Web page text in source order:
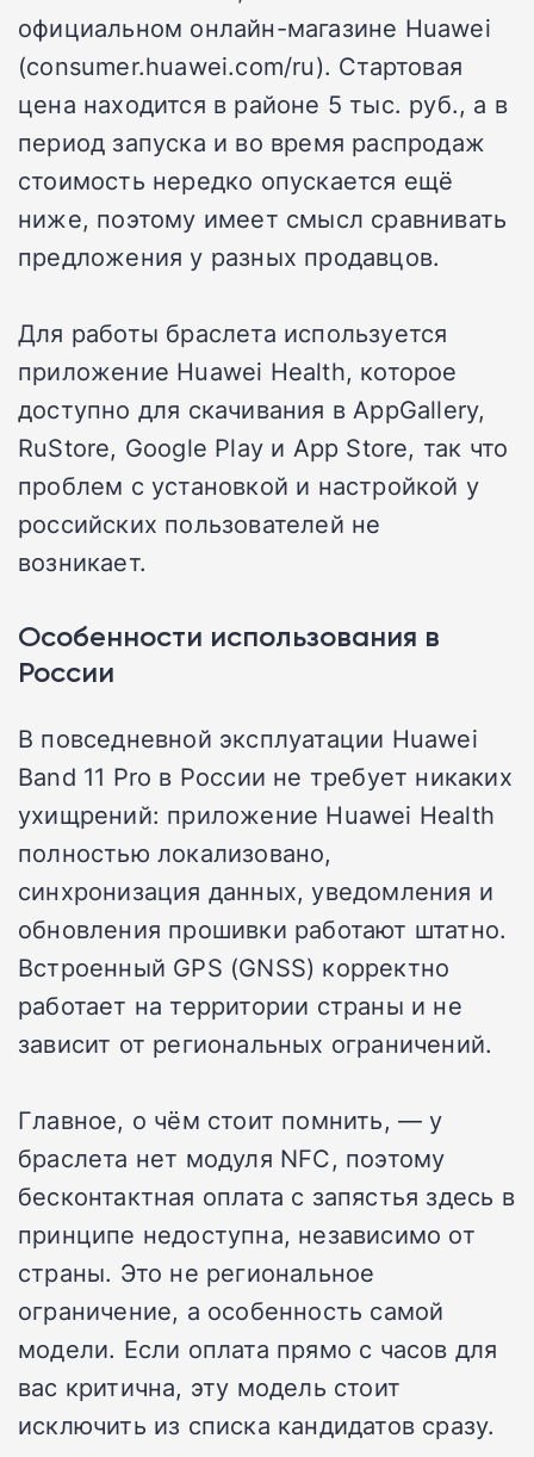
официальном онлайн-магазине Huawei
(consumer.huawei.com/ru). Стартовая
цена находится в районе 5 тыс. руб., а в
период запуска и во время распродаж
стоимость нередко опускается ещё
ниже, поэтому имеет смысл сравнивать
предложения у разных продавцов.
Для работы браслета используется
приложение Huawei Health, которое
доступно для скачивания в AppGallery,
RuStore, Google Play и App Store, так что
проблем с установкой и настройкой у
российских пользователей не
возникает.
Особенности использования в
России
В повседневной эксплуатации Huawei
Band 11 Pro в России не требует никаких
ухищрений: приложение Huawei Health
полностью локализовано,
синхронизация данных, уведомления и
обновления прошивки работают штатно.
Встроенный GPS (GNSS) корректно
работает на территории страны и не
зависит от региональных ограничений.
Главное, о чём стоит помнить, — у
браслета нет модуля NFC, поэтому
бесконтактная оплата с запястья здесь в
принципе недоступна, независимо от
страны. Это не региональное
ограничение, а особенность самой
модели. Если оплата прямо с часов для
вас критична, эту модель стоит
исключить из списка кандидатов сразу.